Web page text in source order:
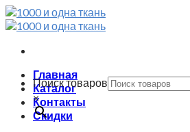
Skip
to
Главная
Каталог
Контакты
Скидки
Поиск товаров
×